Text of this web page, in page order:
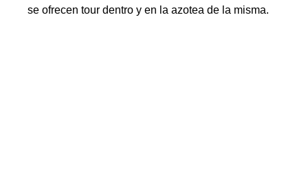
se ofrecen tour dentro y en la azotea de la misma.